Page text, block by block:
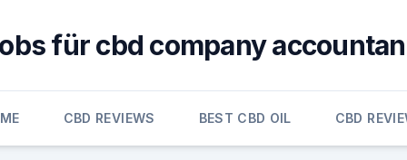
für cbd company
CBD REVIEWS BEST CBD OIL CBD